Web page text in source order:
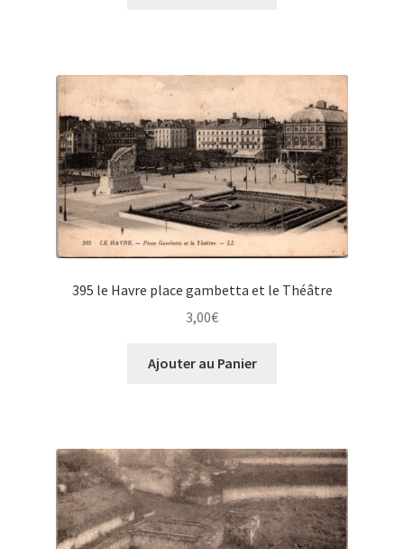
395 le Havre place gambetta et le Théâtre
3,00€
Ajouter au Panier